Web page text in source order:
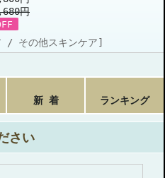
円
/ その他スキンケア]
新 着 ランキング
さい